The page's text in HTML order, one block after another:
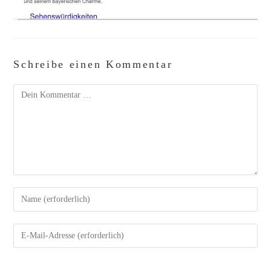
Schreibe einen Kommentar
Kommentar
Gib
deinen
Namen
oder
zum
Kommentieren
ein
Gib
deine
E-
Mail-